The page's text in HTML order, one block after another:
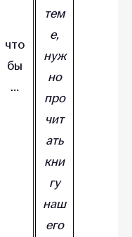
что
бы
…
тем
е,
нуж
но
про
чит
ать
кни
гу
наш
его